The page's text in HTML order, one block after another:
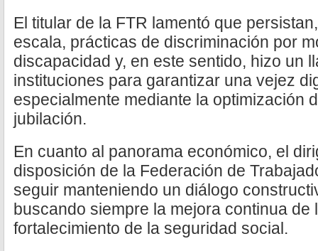
El titular de la FTR lamentó que
escala, prácticas de discriminación por
discapacidad y, en este sentido, hizo un
instituciones para garantizar una vejez
especialmente mediante la optimización
jubilación.
En cuanto al panorama económico, el
disposición de la Federación de
seguir manteniendo un diálogo
buscando siempre la mejora continua de
fortalecimiento de la seguridad social.